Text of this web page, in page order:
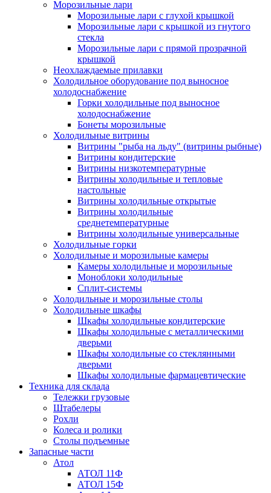
Морозильные лари
Морозильные лари с глухой крышкой
Морозильные лари с крышкой из гнутого
стекла
Морозильные лари с прямой прозрачной
крышкой
Неохлаждаемые прилавки
Холодильное оборудование под выносное
холодоснабжение
Горки холодильные под выносное
холодоснабжение
Бонеты морозильные
Холодильные витрины
Витрины "рыба на льду" (витрины рыбные)
Витрины кондитерские
Витрины низкотемпературные
Витрины холодильные и тепловые
настольные
Витрины холодильные открытые
Витрины холодильные
среднетемпературные
Витрины холодильные универсальные
Холодильные горки
Холодильные и морозильные камеры
Камеры холодильные и морозильные
Моноблоки холодильные
Сплит-системы
Холодильные и морозильные столы
Холодильные шкафы
Шкафы холодильные кондитерские
Шкафы холодильные с металлическими
дверьми
Шкафы холодильные со стеклянными
дверьми
Шкафы холодильные фармацевтические
Техника для склада
Тележки грузовые
Штабелеры
Рохли
Колеса и ролики
Столы подъемные
Запасные части
Атол
АТОЛ 11Ф
АТОЛ 15Ф